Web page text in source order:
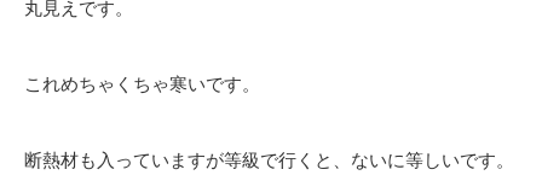
丸見えです。
これめちゃくちゃ寒いです。
断熱材も入っていますが等級で行くと、ないに等しいです。